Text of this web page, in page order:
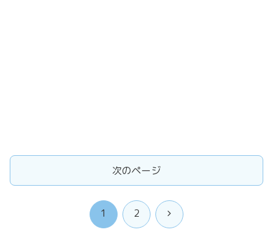
次のページ
1 2
次